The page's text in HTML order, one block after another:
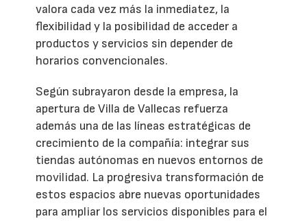
valora cada vez más la inmediatez, la
flexibilidad y la posibilidad de acceder a
productos y servicios sin depender de
horarios convencionales.
Según subrayaron desde la empresa, la
apertura de Villa de Vallecas refuerza
además una de las líneas estratégicas de
crecimiento de la compañía: integrar sus
tiendas autónomas en nuevos entornos de
movilidad. La progresiva transformación de
estos espacios abre nuevas oportunidades
para ampliar los servicios disponibles para el